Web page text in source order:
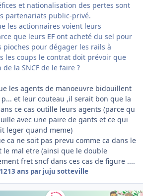
et nationalisation des pertes sont
partenariats public-privé.
les actionnaires voient leurs
que leurs EF ont acheté du sel pour
pour dégager les rails à
les coups le contrat doit prévoir que
la SNCF de le faire ?
les agents de manoeuvre bidouillent
et leur couteau ,il serait bon que la
ce cas outille leurs agents (parce qu
avec une paire de gants et ce qui
leger quand meme)
ca ne soit pas prevu comme ca dans le
mal etre (ainsi que le double
fret sncf dans ces cas de figure ....
13 ans par juju sotteville